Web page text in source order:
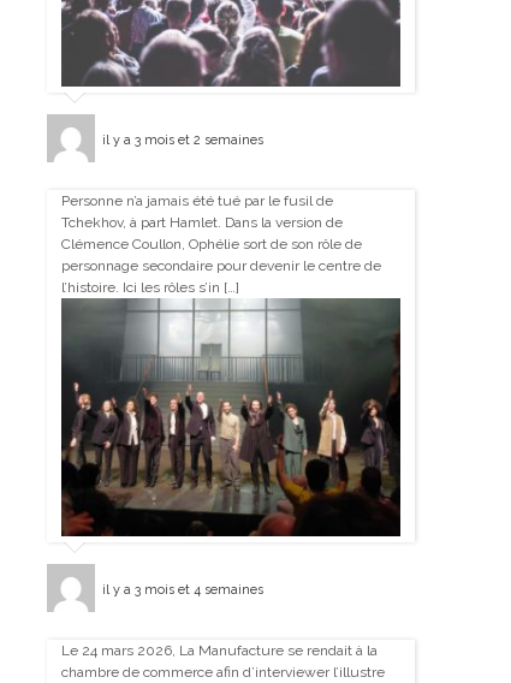
il y a 3 mois et 2 semaines
Personne n’a jamais été tué par le fusil de
Tchekhov, à part Hamlet. Dans la version de
Clémence Coullon, Ophélie sort de son rôle de
personnage secondaire pour devenir le centre de
l’histoire. Ici les rôles s’in […]
il y a 3 mois et 4 semaines
Le 24 mars 2026, La Manufacture se rendait à la
chambre de commerce afin d’interviewer l’illustre